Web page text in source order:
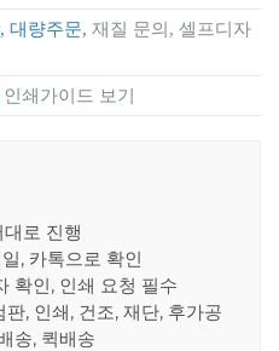
대량주문, 재질 문의, 셀프디자
인쇄가이드 보기
로 진행
, 카톡으로 확인
확인, 인쇄 요청 필수
, 인쇄, 건조, 재단, 후가공
송, 퀵배송